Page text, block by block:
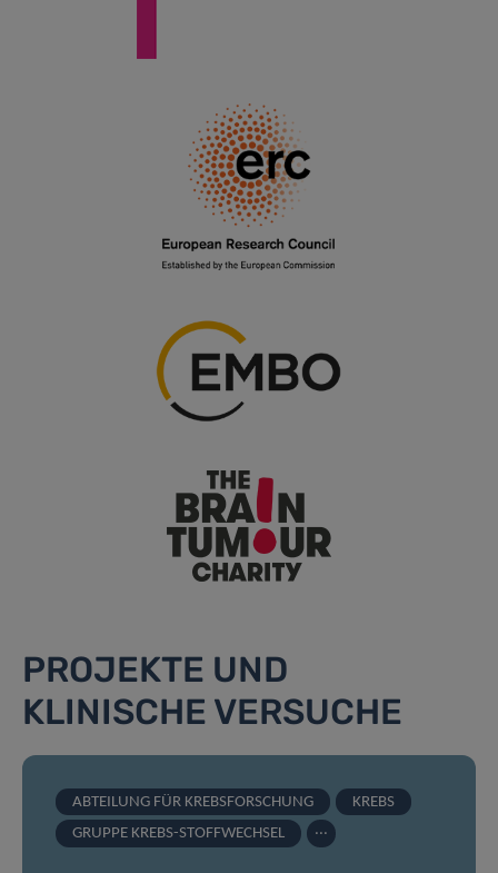
PROJEKTE UND
KLINISCHE VERSUCHE
ABTEILUNG FÜR KREBSFORSCHUNG
KREBS
GRUPPE KREBS-STOFFWECHSEL
...